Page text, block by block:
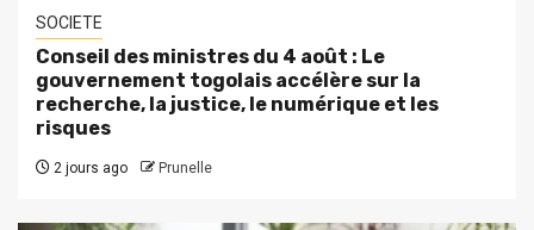
SOCIETE
Conseil des ministres du 4 août : Le
gouvernement togolais accélère sur la
recherche, la justice, le numérique et les
risques
2 jours ago Prunelle